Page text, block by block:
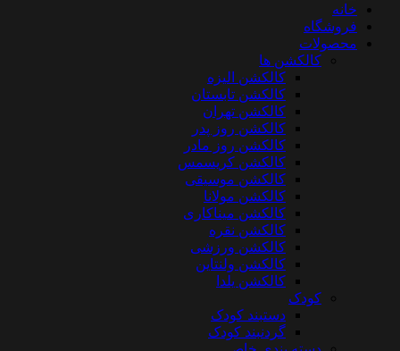
خانه
فروشگاه
محصولات
کالکشن ها
کالکشن الیزه
کالکشن تابستان
کالکشن تهران
کالکشن روز پدر
کالکشن روز مادر
کالکشن کریسمس
کالکشن موسیقی
کالکشن مولانا
کالکشن میناکاری
کالکشن نقره
کالکشن ورزشی
کالکشن ولنتاین
کالکشن یلدا
کودک
دستبند کودک
گردنبند کودک